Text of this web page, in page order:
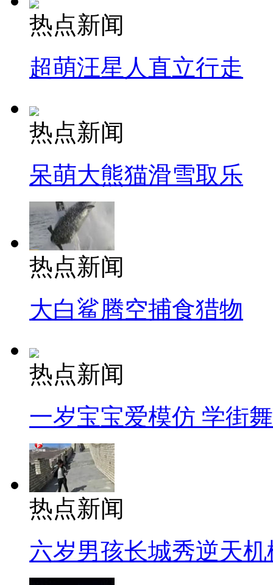
热点新闻
超萌汪星人直立行走
热点新闻
呆萌大熊猫滑雪取乐
热点新闻
大白鲨腾空捕食猎物
热点新闻
一岁宝宝爱模仿 学街
热点新闻
六岁男孩长城秀逆天机